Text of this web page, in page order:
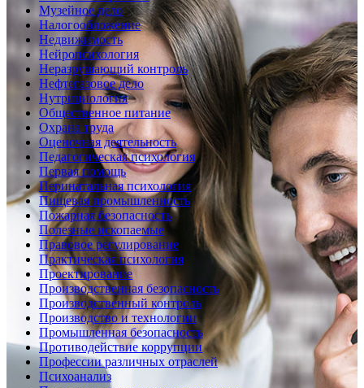
Музейное дело
Налогообложение
Недвижимость
Нейропсихология
Неразрушающий контроль
Нефтегазовое дело
Нутрициология
Общественное питание
Охрана труда
Оценочная деятельность
Педагогическая психология
Первая помощь
Перинатальная психология
Пищевая промышленность
Пожарная безопасность
Полезные ископаемые
Правовое регулирование
Практическая психология
Проектирование
Производственная безопасность
Производственный контроль
Производство и технологии
Промышленная безопасность
Противодействие коррупции
Профессии различных отраслей
Психоанализ